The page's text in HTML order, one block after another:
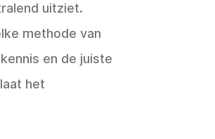
uitziet.
methode van
en de juiste
het